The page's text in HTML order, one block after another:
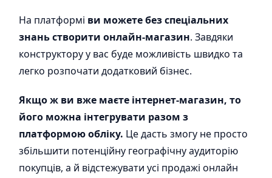
На платформі ви можете без спеціальних
знань створити онлайн-магазин. Завдяки
конструктору у вас буде можливість швидко та
легко розпочати додатковий бізнес.
Якщо ж ви вже маєте інтернет-магазин, то
його можна інтегрувати разом з
платформою обліку. Це дасть змогу не просто
збільшити потенційну географічну аудиторію
покупців, а й відстежувати усі продажі онлайн